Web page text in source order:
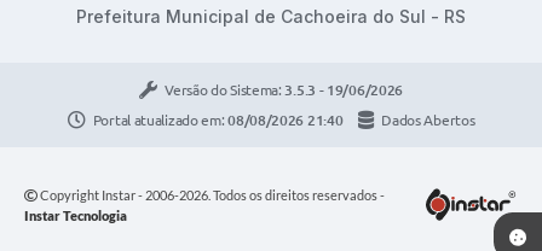
Prefeitura Municipal de Cachoeira do Sul - RS
Versão do Sistema: 3.5.3 - 19/06/2026
Portal atualizado em:08/08/2026 21:40 Dados Abertos
Copyright Instar - 2006-2026. Todos os direitos reservados -
Instar Tecnologia